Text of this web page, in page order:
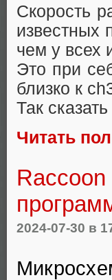
Скорость
известных
чем у всех
Это при
близко к
Так
Читать
2024-07-30 в